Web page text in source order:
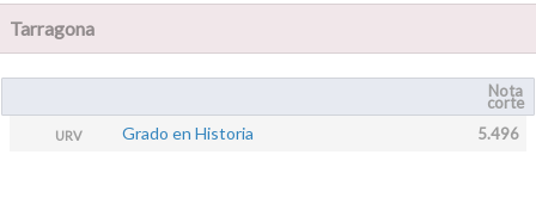
Tarragona
Nota
corte
URV Grado en Historia 5.496